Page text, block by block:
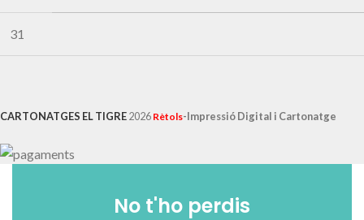
31
CARTONATGES EL TIGRE2026 Rètols-Impressió Digital i Cartonatge
No t'ho perdis